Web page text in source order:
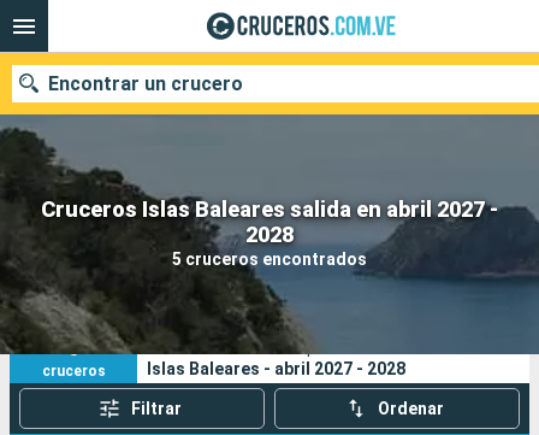
Cruceros Islas Baleares salida en abril 2027 -
2028
5 cruceros encontrados
Encontrar un crucero
Nuestros destinos
Fecha de salida
Puertos
Buscar
5
cruceros
Sus criterios de búsqueda:
Islas Baleares - abril 2027 - 2028
Filtrar Ordenar